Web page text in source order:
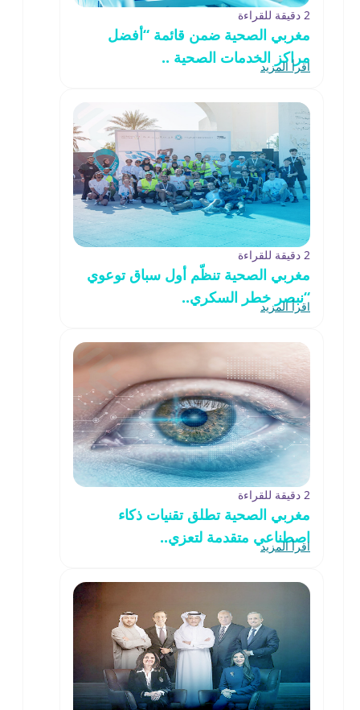
2 دقيقة للقراءة
مغربي الصحية ضمن قائمة “أفضل
مراكز الخدمات الصحية ..
اقرأ المزيد
2 دقيقة للقراءة
مغربي الصحية تنظّم أول سباق توعوي
“نبصر خطر السكري..
اقرأ المزيد
2 دقيقة للقراءة
مغربي الصحية تطلق تقنيات ذكاء
اصطناعي متقدمة لتعزي..
اقرأ المزيد